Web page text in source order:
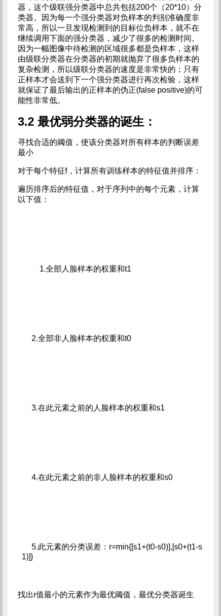
器，这个级联强分类器中总共包括200个（20*10）分
类器。因为每一个强分类器对负样本的判别准确度非
常高，所以一旦发现检测到的目标位负样本，就不在
继续调用下面的强分类器，减少了很多的检测时间。
因为一幅图像中待检测的区域很多都是负样本，这样
由级联分类器在分类器的初期就抛弃了很多负样本的
复杂检测，所以级联分类器的速度是非常快的；只有
正样本才会送到下一个强分类器进行再次检验，这样
就保证了最后输出的正样本的伪正(false positive)的可
能性非常低。
3.2 最优弱分类器的诞生：
寻找合适的阈值，使该分类器对所有样本的判断误差
最小
对于每个特征f，计算所有训练样本的特征值并排序：
遍历排序后的特征值，对于序列中的每个元素，计算
以下值：
1.全部人脸样本的权重和t1
2.全部非人脸样本的权重和t0
3.在此元素之前的人脸样本的权重和s1
4.在此元素之前的非人脸样本的权重和s0
5.此元素的分类误差：r=min{[s1+(t0-s0)],[s0+(t1-s
1)]}
找出r值最小的元素作为最优阈值，最优分类器诞生